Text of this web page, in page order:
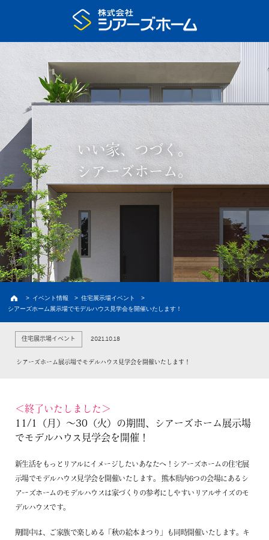
プラン集申込 展示場予約
家の特長 いい家、つづく
住宅展示場 注文住宅のモデルハウス
まちなかモデルハウス
建築実例 お客様の声・家の外観
新築プラン 価格と間取り
ラインナップ
イベント情報
初めての家づくり
建売情報
資料請求
いい家、つづく。
シアーズホーム。
> イベント情報 > 住宅展示場イベント
>
シアーズホーム展示場でモデルハウス見学会を開催いたします！
住宅展示場イベント 2021.10.18
シアーズホーム展示場でモデルハウス見学会を開催いたします！
＜終了いたしました＞
11/1（月）～30（火）の期間、シアーズホーム展示場
でモデルハウス見学会を 開催！
新生活をもっとリアルにイメージしたいあなたへ！シアーズホームの住宅展
示場でモデルハウス見学会を開催いたします。
熊本県内6つの会場にあるシ
アーズホームのモデルハウスは家づくりの参考にしやすいリアルサイズのモ
デルハウスです。
期間中は、ご家族で楽しめる「秋の絵本まつり」も同時開催いたします。キ